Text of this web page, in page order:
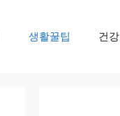
생활꿀팁 건강